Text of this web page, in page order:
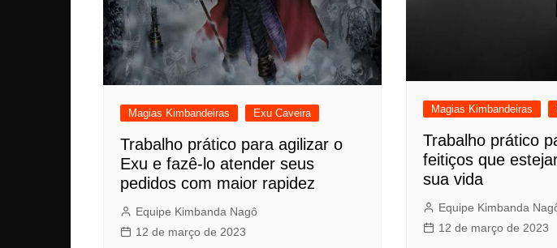
Magias Kimbandeiras Exu Caveira
Trabalho prático para agilizar o
Exu e fazê-lo atender seus
pedidos com maior rapidez
Equipe Kimbanda Nagô
12 de março de 2023
Magias Kimbandeiras
Trabalho prático
feitiços que
sua vida
Equipe Kimbanda
12 de março de 2023